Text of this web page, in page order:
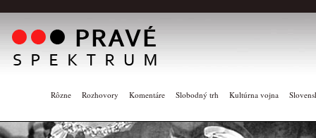
Rôzne Rozhovory Komentáre Slobodný trh Kultúrna vojna